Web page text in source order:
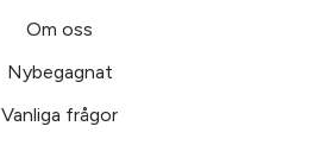
Om oss
Nybegagnat
Vanliga frågor